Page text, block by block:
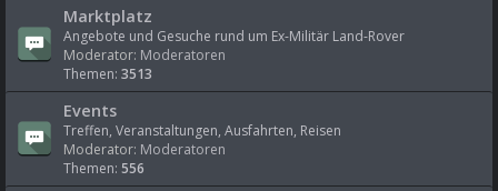
Marktplatz
Angebote und Gesuche rund um Ex-Militär Land-Rover
Moderator: Moderatoren
Themen: 3513
Events
Treffen, Veranstaltungen, Ausfahrten, Reisen
Moderator: Moderatoren
Themen: 556